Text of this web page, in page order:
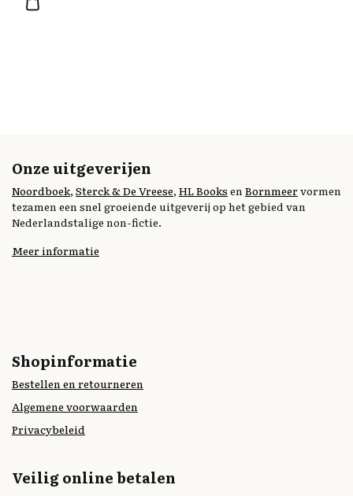
Onze uitgeverijen
Noordboek, Sterck & De Vreese, HL Books enBornmeervormen
tezamen een snel groeiende uitgeverij op het gebied van
Nederlandstalige non-fictie.
Meer informatie
Shopinformatie
Bestellen en retourneren
Algemene voorwaarden
Privacybeleid
Veilig online betalen